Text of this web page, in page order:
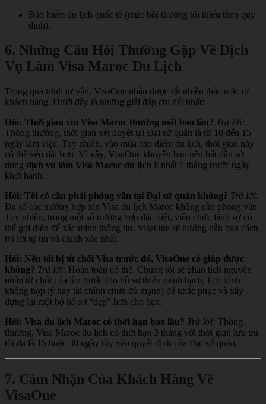
Bảo hiểm du lịch quốc tế (mức bồi thường tối thiểu theo quy
định).
6. Những Câu Hỏi Thường Gặp Về Dịch
Vụ Làm Visa Maroc Du Lịch
Trong quá trình tư vấn, VisaOne nhận được rất nhiều thắc mắc từ
khách hàng. Dưới đây là những giải đáp chi tiết nhất:
Hỏi: Thời gian xin Visa Maroc thường mất bao lâu? Trả lời:
Thông thường, thời gian xét duyệt tại Đại sứ quán là từ 10 đến 15
ngày làm việc. Tuy nhiên, vào mùa cao điểm du lịch, thời gian này
có thể kéo dài hơn. Vì vậy, VisaOne khuyên bạn nên bắt đầu sử
dụng dịch vụ làm Visa Maroc du lịch ít nhất 1 tháng trước ngày
khởi hành.
Hỏi: Tôi có cần phải phỏng vấn tại Đại sứ quán không? Trả lời:
Đa số các trường hợp xin Visa du lịch Maroc không cần phỏng vấn.
Tuy nhiên, trong một số trường hợp đặc biệt, viên chức lãnh sự có
thể gọi điện để xác minh thông tin. VisaOne sẽ hướng dẫn bạn cách
trả lời tự tin và chính xác nhất.
Hỏi: Nếu tôi bị từ chối Visa trước đó, VisaOne có giúp được
không? Trả lời: Hoàn toàn có thể. Chúng tôi sẽ phân tích nguyên
nhân từ chối của lần trước (do hồ sơ thiếu minh bạch, lịch trình
không hợp lý hay tài chính chưa đủ mạnh) để khắc phục và xây
dựng lại một bộ hồ sơ “đẹp” hơn cho bạn.
Hỏi: Visa du lịch Maroc có thời hạn bao lâu? Trả lời: Thông
thường, Visa Maroc du lịch có thời hạn 3 tháng với thời gian lưu trú
tối đa là 15 hoặc 30 ngày tùy vào quyết định của Đại sứ quán.
7. Cảm Nhận Của Khách Hàng Về
VisaOne